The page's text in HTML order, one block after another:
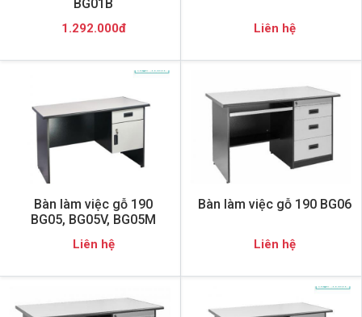
BG01B
1.292.000đ Liên hệ
Bàn làm việc gỗ 190
BG05, BG05V, BG05M
Liên hệ
Bàn làm việc gỗ 190 BG06
Liên hệ